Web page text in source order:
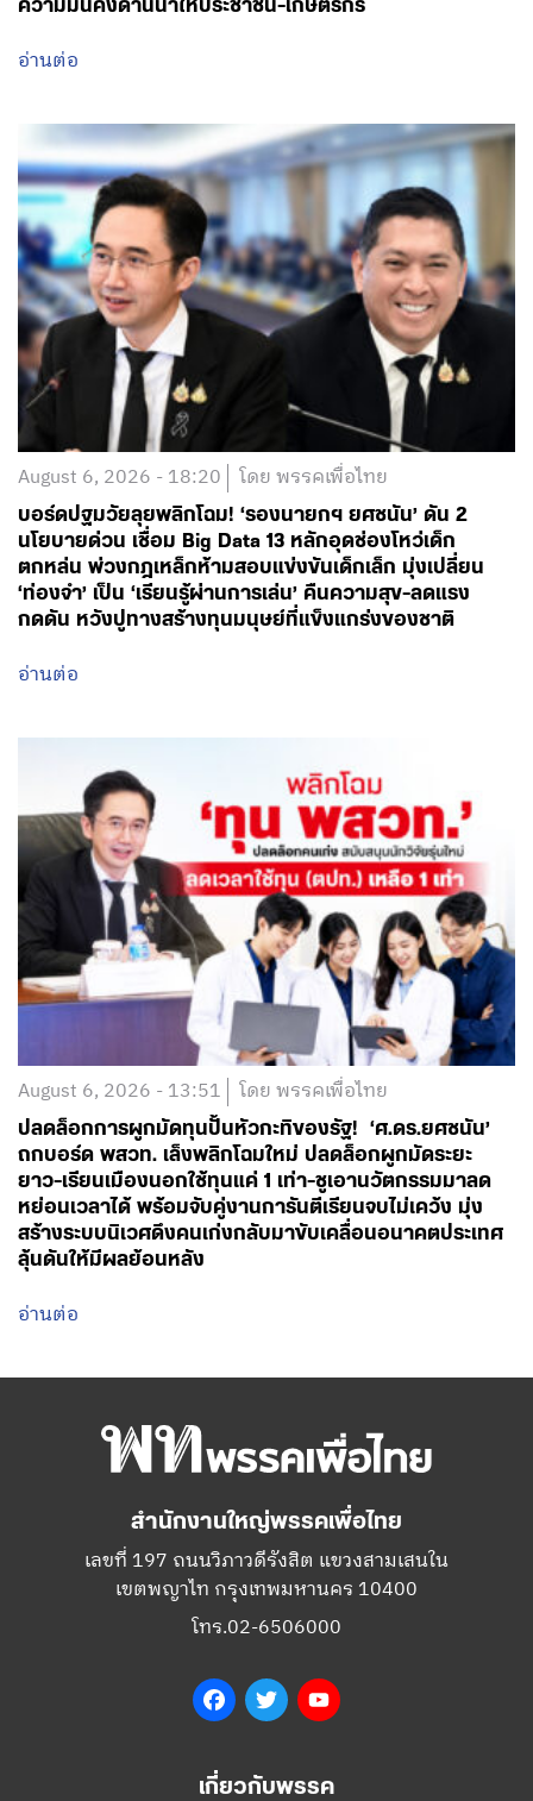
ความมั่นคงด้านน้ำให้ประชาชน-เกษตรกร
อ่านต่อ
August 6, 2026 - 18:20 โดย พรรคเพื่อไทย
บอร์ดปฐมวัยลุยพลิกโฉม! ‘รองนายกฯ ยศชนัน’ ดัน 2
นโยบายด่วน เชื่อม Big Data 13 หลักอุดช่องโหว่เด็ก
ตกหล่น พ่วงกฎเหล็กห้ามสอบแข่งขันเด็กเล็ก มุ่งเปลี่ยน
‘ท่องจำ’ เป็น ‘เรียนรู้ผ่านการเล่น’ คืนความสุข-ลดแรง
กดดัน หวังปูทางสร้างทุนมนุษย์ที่แข็งแกร่งของชาติ
อ่านต่อ
August 6, 2026 - 13:51 โดย พรรคเพื่อไทย
ปลดล็อกการผูกมัดทุนปั้นหัวกะทิของรัฐ! ‘ศ.ดร.ยศชนัน’
ถกบอร์ด พสวท. เล็งพลิกโฉมใหม่ ปลดล็อกผูกมัดระยะ
ยาว-เรียนเมืองนอกใช้ทุนแค่ 1 เท่า-ชูเอานวัตกรรมมาลด
หย่อนเวลาได้ พร้อมจับคู่งานการันตีเรียนจบไม่เคว้ง มุ่ง
สร้างระบบนิเวศดึงคนเก่งกลับมาขับเคลื่อนอนาคตประเทศ
ลุ้นดันให้มีผลย้อนหลัง
อ่านต่อ
สำนักงานใหญ่พรรคเพื่อไทย
เลขที่ 197 ถนนวิภาวดีรังสิต แขวงสามเสนใน
เขตพญาไท กรุงเทพมหานคร 10400
โทร.02-6506000
FacebookTwitter
เกี่ยวกับพรรค